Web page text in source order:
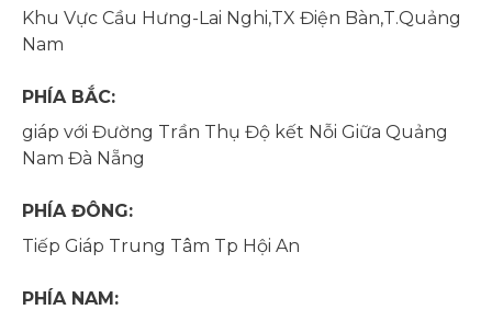
Khu Vực Cầu Hưng-Lai Nghi,TX Điện Bàn,T.Quảng
Nam
PHÍA BẮC:
giáp với Đường Trần Thụ Độ kết Nỗi Giữa Quảng
Nam Đà Nẵng
PHÍA ĐÔNG:
Tiếp Giáp Trung Tâm Tp Hội An
PHÍA NAM: